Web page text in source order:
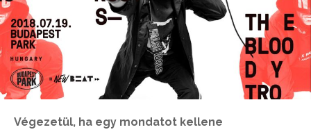
Végezetül, ha egy mondatot kellene